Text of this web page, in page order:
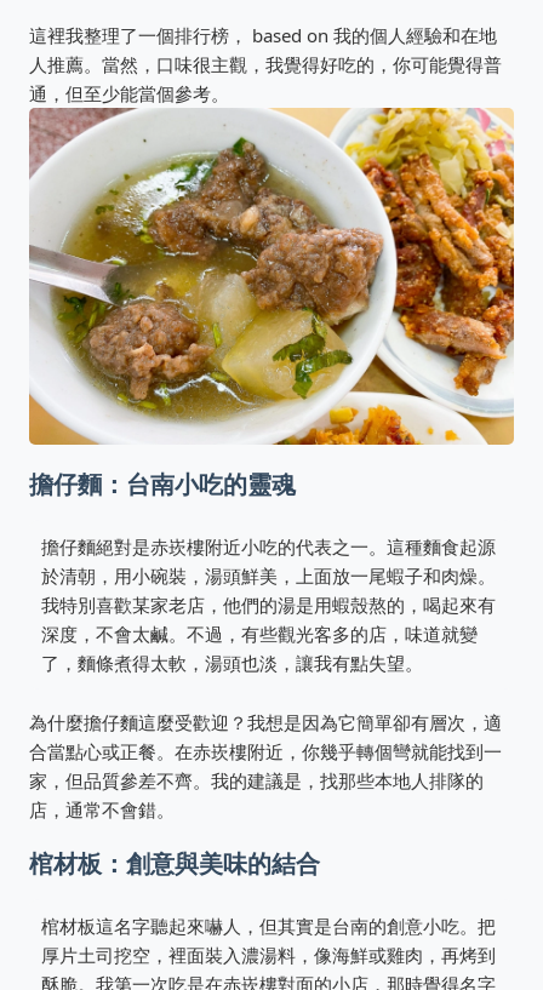
這裡我整理了一個排行榜， based on 我的個人經驗和在地
人推薦。當然，口味很主觀，我覺得好吃的，你可能覺得普
通，但至少能當個參考。
擔仔麵：台南小吃的靈魂
擔仔麵絕對是赤崁樓附近小吃的代表之一。這種麵食起源
於清朝，用小碗裝，湯頭鮮美，上面放一尾蝦子和肉燥。
我特別喜歡某家老店，他們的湯是用蝦殼熬的，喝起來有
深度，不會太鹹。不過，有些觀光客多的店，味道就變
了，麵條煮得太軟，湯頭也淡，讓我有點失望。
為什麼擔仔麵這麼受歡迎？我想是因為它簡單卻有層次，適
合當點心或正餐。在赤崁樓附近，你幾乎轉個彎就能找到一
家，但品質參差不齊。我的建議是，找那些本地人排隊的
店，通常不會錯。
棺材板：創意與美味的結合
棺材板這名字聽起來嚇人，但其實是台南的創意小吃。把
厚片土司挖空，裡面裝入濃湯料，像海鮮或雞肉，再烤到
酥脆。我第一次吃是在赤崁樓對面的小店，那時覺得名字